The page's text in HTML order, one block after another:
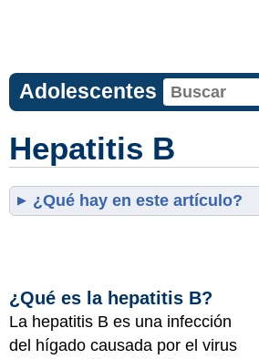
Adolescentes
Hepatitis B
¿Qué hay en este artículo?
¿Qué es la hepatitis B?
La hepatitis B es una infección
del hígado causada por el virus